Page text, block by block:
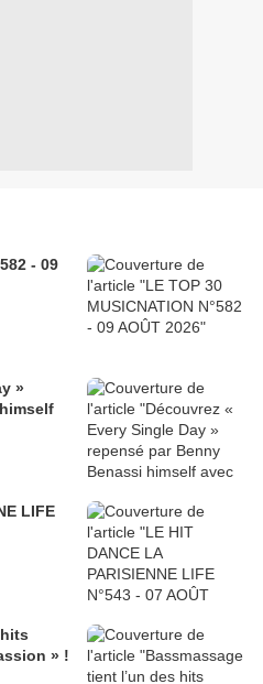
- 09
»
LIFE
» !